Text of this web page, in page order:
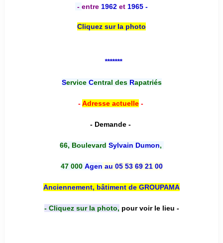
- entre 1962 et 1965 -
Cliquez sur la photo
*******
Service Central desRapatriés
-Adresse actuelle-
- Demande -
66, Boulevard Sylvain Dumon,
47 000 Agen au 05 53 69 21 00
Anciennement, bâtiment de GROUPAMA
- Cliquez sur la photo, pour voir le lieu -